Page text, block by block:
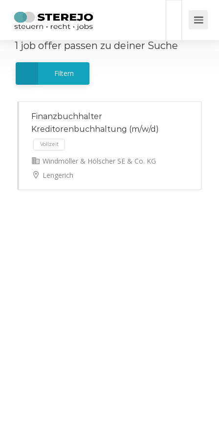
1 job offer passen zu deiner Suche
Filtern
Finanzbuchhalter
Kreditorenbuchhaltung (m/w/d)
Windmöller & Hölscher SE & Co. KG
Lengerich